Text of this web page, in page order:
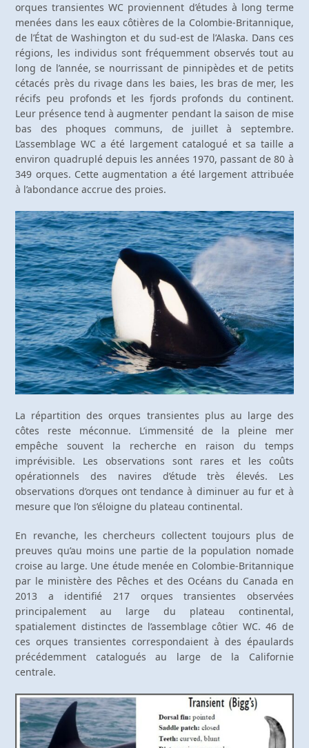
orques transientes WC proviennent d’études à long terme
menées dans les eaux côtières de la Colombie-Britannique,
de l’État de Washington et du sud-est de l’Alaska. Dans ces
régions, les individus sont fréquemment observés tout au
long de l’année, se nourrissant de pinnipèdes et de petits
cétacés près du rivage dans les baies, les bras de mer, les
récifs peu profonds et les fjords profonds du continent.
Leur présence tend à augmenter pendant la saison de mise
bas des phoques communs, de juillet à septembre.
L’assemblage WC a été largement catalogué et sa taille a
environ quadruplé depuis les années 1970, passant de 80 à
349 orques. Cette augmentation a été largement attribuée
à l’abondance accrue des proies.
La répartition des orques transientes plus au large des
côtes reste méconnue. L’immensité de la pleine mer
empêche souvent la recherche en raison du temps
imprévisible. Les observations sont rares et les coûts
opérationnels des navires d’étude très élevés. Les
observations d’orques ont tendance à diminuer au fur et à
mesure que l’on s’éloigne du plateau continental.
En revanche, les chercheurs collectent toujours plus de
preuves qu’au moins une partie de la population nomade
croise au large. Une étude menée en Colombie-Britannique
par le ministère des Pêches et des Océans du Canada en
2013 a identifié 217 orques transientes observées
principalement au large du plateau continental,
spatialement distinctes de l’assemblage côtier WC. 46 de
ces orques transientes correspondaient à des épaulards
précédemment catalogués au large de la Californie
centrale.